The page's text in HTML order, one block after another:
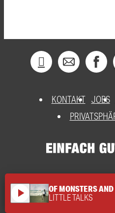
KONTAKT JOBS
play_arrow OF MONSTERS
LITTLE TALKS